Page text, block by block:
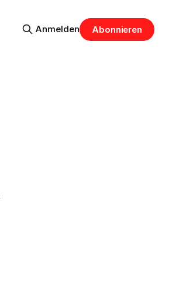
Anmelden Abonnieren